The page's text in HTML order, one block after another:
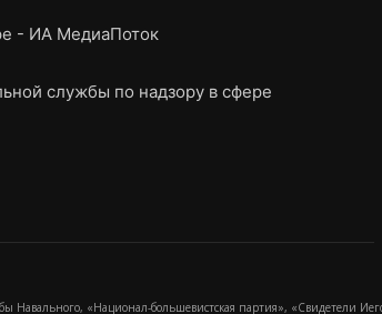
- ИА МедиаПоток
службы по надзору в сфере
«Национал-большевистская партия», «Свидетели